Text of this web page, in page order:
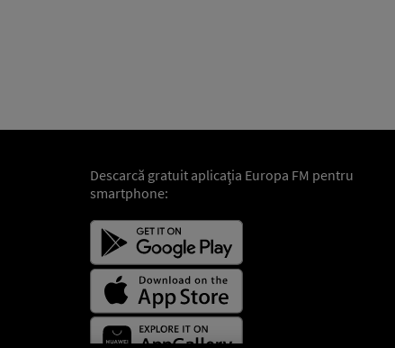
Descarcă gratuit aplicaţia Europa FM pentru
smartphone: